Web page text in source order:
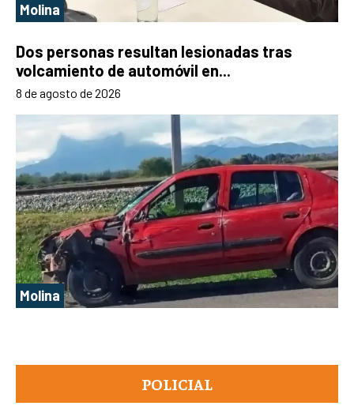
POLICIAL
Molina
Dos personas resultan lesionadas tras
volcamiento de automóvil en...
8 de agosto de 2026
Molina